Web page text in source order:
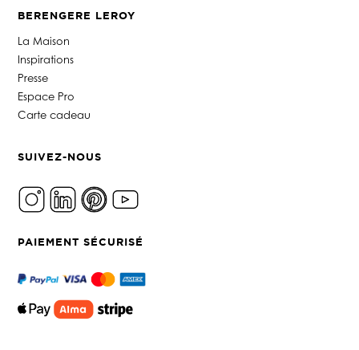
BERENGERE LEROY
La Maison
Inspirations
Presse
Espace Pro
Carte cadeau
SUIVEZ-NOUS
PAIEMENT SÉCURISÉ